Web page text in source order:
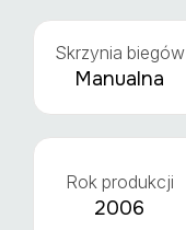
Skrzynia biegów
Manualna
Rok produkcji
2006